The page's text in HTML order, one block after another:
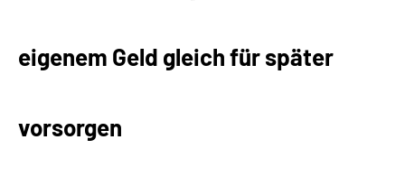
Karriere
eigenem Geld gleich für später
vorsorgen